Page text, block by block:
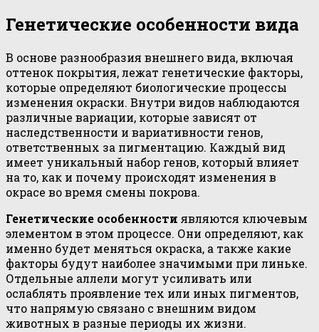
Генетические особенности вида
В основе разнообразия внешнего вида, включая
оттенок покрытия, лежат генетические факторы,
которые определяют биологические процессы
изменения окраски. Внутри видов наблюдаются
различные вариации, которые зависят от
наследственности и вариативности генов,
ответственных за пигментацию. Каждый вид
имеет уникальный набор генов, который влияет
на то, как и почему происходят изменения в
окрасе во время смены покрова.
Генетические особенности являются ключевым
элементом в этом процессе. Они определяют, как
именно будет меняться окраска, а также какие
факторы будут наиболее значимыми при линьке.
Отдельные аллели могут усиливать или
ослаблять проявление тех или иных пигментов,
что напрямую связано с внешним видом
животных в разные периоды их жизни.